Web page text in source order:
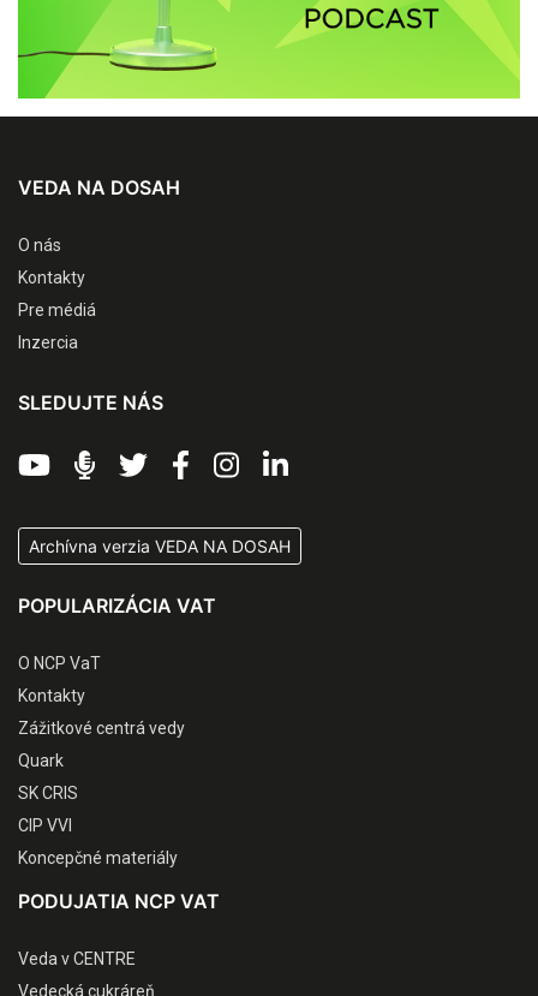
VEDA NA DOSAH
O nás
Kontakty
Pre médiá
Inzercia
SLEDUJTE NÁS
Archívna verzia VEDA NA DOSAH
POPULARIZÁCIA VAT
O NCP VaT
Kontakty
Zážitkové centrá vedy
Quark
SK CRIS
CIP VVI
Koncepčné materiály
PODUJATIA NCP VAT
Veda v CENTRE
Vedecká cukráreň